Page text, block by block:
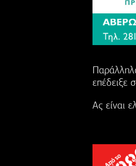
επέδειξε
Ας είναι